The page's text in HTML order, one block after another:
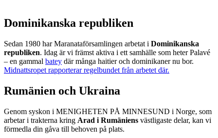
Dominikanska republiken
Sedan 1980 har Maranataförsamlingen arbetat i Dominikanska
republiken. Idag är vi främst aktiva i ett samhälle som heter Palavé
– en gammal batey där många haitier och dominikaner nu bor.
Midnattsropet rapporterar regelbundet från arbetet där.
Rumänien och Ukraina
Genom syskon i MENIGHETEN PÅ MINNESUND i Norge, som
arbetar i trakterna kring Arad i Rumäniens västligaste delar, kan vi
förmedla din gåva till behoven på plats.